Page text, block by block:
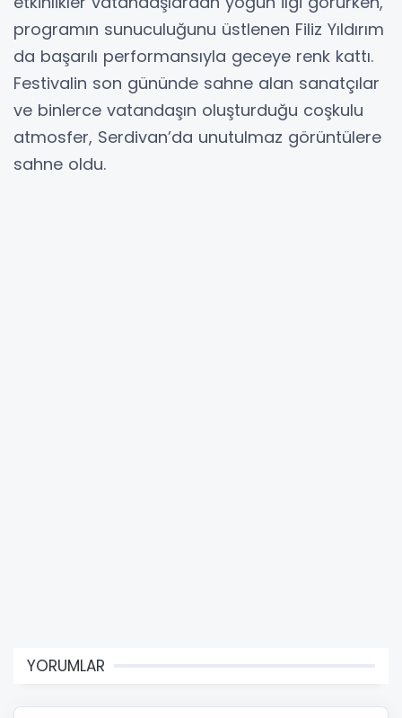
programın sunuculuğunu üstlenen Filiz Yıldırım
da başarılı performansıyla geceye renk kattı.
Festivalin son gününde sahne alan sanatçılar
ve binlerce vatandaşın oluşturduğu coşkulu
atmosfer, Serdivan’da unutulmaz görüntülere
sahne oldu.
YORUMLAR